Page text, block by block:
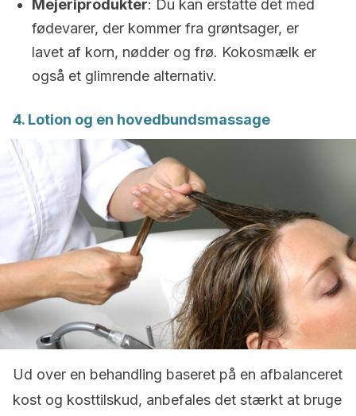
Mejeriprodukter: Du kan erstatte det med
fødevarer, der kommer fra grøntsager, er
lavet af korn, nødder og frø. Kokosmælk er
også et glimrende alternativ.
4. Lotion og en hovedbundsmassage
Ud over en behandling baseret på en afbalanceret
kost og kosttilskud, anbefales det stærkt at bruge